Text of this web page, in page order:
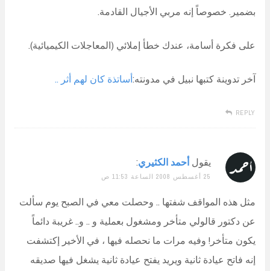
بضمير. خصوصاً إنه مربي الأجيال القادمة.
على فكرة أسامة، عندك خطأ إملائي (المعاجلات الكيميائية).
آخر تدوينة كتبها نبيل في مدونته:أساتذة كان لهم أثر ..
REPLY
يقول أحمد الكثيري:
25 أغسطس 2008 الساعة 11:53 ص
مثل هذه المواقف شفتها .. وحصلت معي في الصبح يوم سألت
عن دكتور قالولي متأخر ومشغول بعملية و .. و.. غريبة دائماً
يكون متأخر! وفيه مرات ما نحصله فيها ، في الأخير إكتشفت
إنه فاتح عيادة ثانية ويريد يفتح عيادة ثانية يشغل فيها صديقه